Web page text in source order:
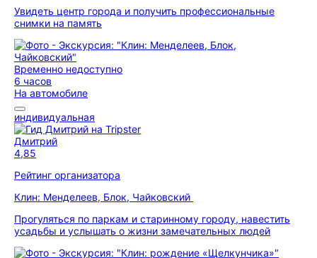
Увидеть центр города и получить профессиональные
снимки на память
Временно недоступно
6 часов
На автомобиле
индивидуальная
Дмитрий
4,85
Рейтинг организатора
Клин: Менделеев, Блок, Чайковский
Прогуляться по паркам и старинному городу, навестить
усадьбы и услышать о жизни замечательных людей